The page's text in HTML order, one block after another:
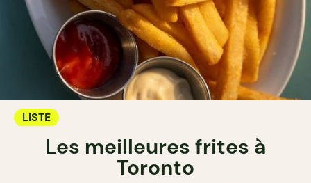
LISTE
Les meilleures frites à
Toronto